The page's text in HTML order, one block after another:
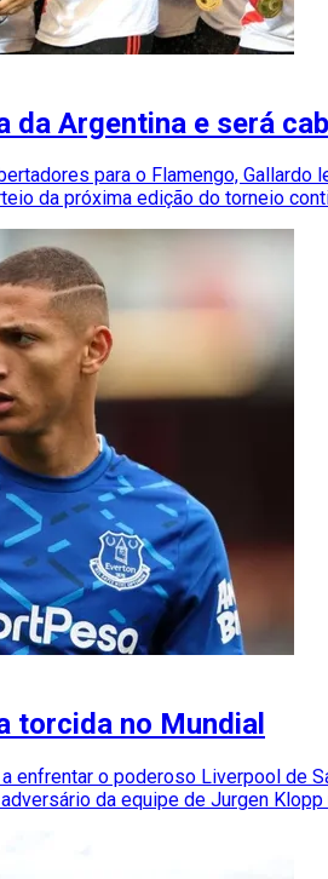
da Argentina e será
para o Flamengo,
da próxima edição do torneio
torcida no Mundial
enfrentar o poderoso Liverpool de
da equipe de Jurgen